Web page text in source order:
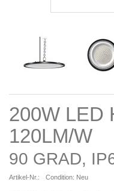
200W LED
120LM/W
90 GRAD,
Artikel-Nr.: Condition: Neu